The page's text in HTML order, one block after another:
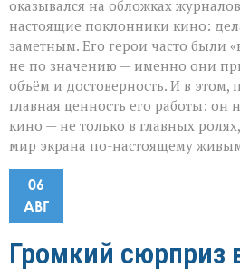
оказывался на обложках
настоящие поклонники кино:
заметным. Его герои часто были
не по значению — именно они
объём и достоверность. И в этом,
главная ценность его работы: он
кино — не только в главных
мир экрана по-настоящему
06
АВГ
Громкий сюрприз